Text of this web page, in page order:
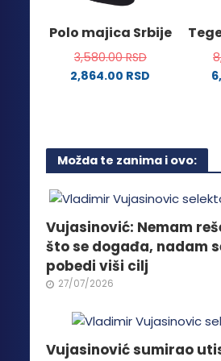
stranici
proizvoda.
Polo majica Srbije
3,580.00RSD
2,864.00 RSD
više
varijanti.
mogu
biti
izabrane
na
stranici
Možda te zanima i ovo:
Vujasinović: Nemam
što se događa, nadam
pobedi viši cilj
27/07/2026
Vujasinović sumirao